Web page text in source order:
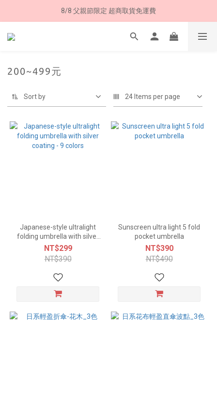
8/8 父親節限定 超商取貨免運費
8/8 父親節限定 超商取貨免運費
加入LINE好友➤領購物金50元 (現領現用)
200~499元
Sort by 24 Items per page
Japanese-style ultralight
folding umbrella with silver
coating - 9 colors
NT$299
NT$390
Sunscreen ultra light 5 fold
pocket umbrella
NT$390
NT$490